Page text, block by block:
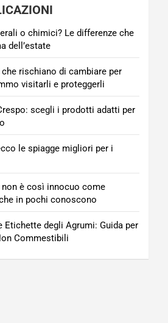
o chimici? Le differenze che
dell’estate
rischiano di cambiare per
visitarli e proteggerli
scegli i prodotti adatti per
le spiagge migliori per i
non è così innocuo come
in pochi conoscono
Etichette degli Agrumi: Guida per
Commestibili